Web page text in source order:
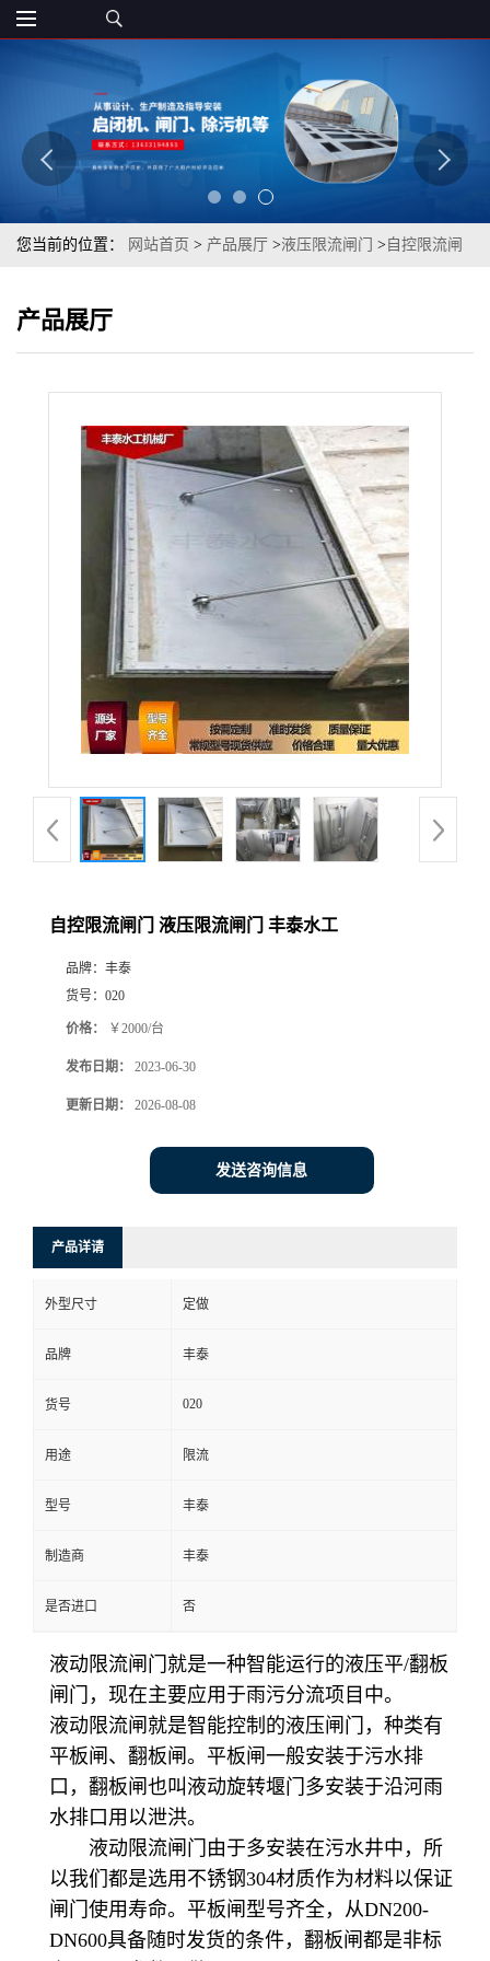
您当前的位置： 网站首页 > 产品展厅 >液压限流闸门 > 自控限流闸
产品展厅
自控限流闸门 液压限流闸门 丰泰水工
品牌： 丰泰
货号： 020
价格： ￥2000/台
发布日期： 2023-06-30
更新日期： 2026-08-08
发送咨询信息
产品详请
外型尺寸 定做
品牌 丰泰
货号 020
用途 限流
型号 丰泰
制造商 丰泰
是否进口 否
液动限流闸门就是一种智能运行的液压平/翻板
闸门，现在主要应用于雨污分流项目中。
液动限流闸就是智能控制的液压闸门，种类有
平板闸、翻板闸。平板闸一般安装于污水排
口，翻板闸也叫液动旋转堰门多安装于沿河雨
水排口用以泄洪。
液动限流闸门由于多安装在污水井中，所
以我们都是选用不锈钢304材质作为材料以保证
闸门使用寿命。平板闸型号齐全，从DN200-
DN600具备随时发货的条件，翻板闸都是非标